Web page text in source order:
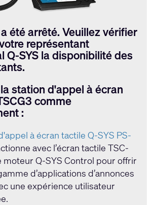
été arrêté. Veuillez vérifier
représentant
Q-SYS la disponibilité des
station d'appel à écran
comme
:
à écran tactile Q-SYS PS-
avec l’écran tactile TSC-
moteur Q-SYS Control pour offrir
d’applications d’annonces
une expérience utilisateur